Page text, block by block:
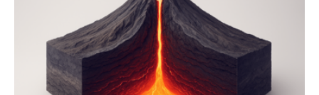
könnten, winzige Schwankungen sowohl in der
Richtung als auch in der Intensität des Erdmagnetfelds
wahrzunehmen. Dadurch konnten sie sich verorten und
über den Ozean navigieren. Vor einigen Jahren…